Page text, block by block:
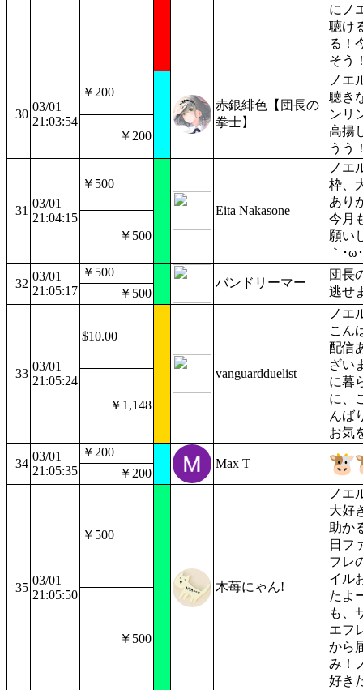
にノ
聴け
る！
そう
30
03/01
21:03:54
￥200
赤銀緋色【団長の
拳士】
ノエ
聴き
ンリ
高揚
うう
￥200
31
03/01
21:04:15
￥500
Eita Nakasone
ノエ
枠、
あり
今月
願い
｀･ω
￥500
32
03/01
21:05:17
￥500
バンドリーマー
団長
逃せ
￥500
33
03/01
21:05:24
$10.00
vanguardduelist
ノエ
こん
配信
ざい
に暮
に、
んば
お気
￥1,148
34
03/01
21:05:35
￥200
Max T
￥200
35
03/01
21:05:50
￥500
木苺にゃん!
ノエ
大好
助か
日フ
フレ
イル
たよ
も、
エフ
から
み！
好き
￥500